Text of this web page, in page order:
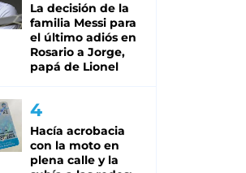
La decisión de la
familia Messi para
el último adiós en
Rosario a Jorge,
papá de Lionel
Hacía acrobacia
con la moto en
plena calle y la